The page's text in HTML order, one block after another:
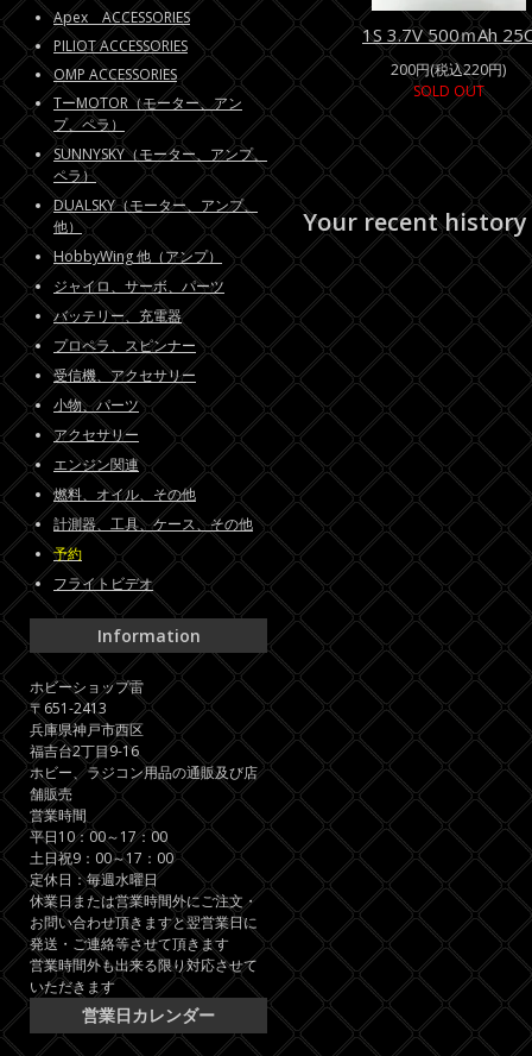
1S 3.7V 500ｍAh
200円(税込220円)
SOLD OUT
Your recent history
Apex ACCESSORIES
PILIOT ACCESSORIES
OMP ACCESSORIES
TーMOTOR（モーター、アン
プ、ペラ）
SUNNYSKY（モーター、アンプ、
ペラ）
DUALSKY（モーター、アンプ、
他）
HobbyWing 他（アンプ）
ジャイロ、サーボ、パーツ
バッテリー、充電器
プロペラ、スピンナー
受信機、アクセサリー
小物、パーツ
アクセサリー
エンジン関連
燃料、オイル、その他
計測器、工具、ケース、その他
予約
フライトビデオ
Information
ホビーショップ雷
〒651-2413
兵庫県神戸市西区
福吉台2丁目9-16
ホビー、ラジコン用品の通販及び店
舗販売
営業時間
平日10：00～17：00
土日祝9：00～17：00
定休日：毎週水曜日
休業日または営業時間外にご注文・
お問い合わせ頂きますと翌営業日に
発送・ご連絡等させて頂きます
営業時間外も出来る限り対応させて
いただきます
営業日カレンダー